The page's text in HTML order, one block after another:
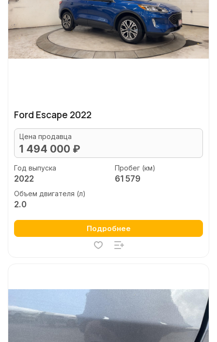
Ford Escape 2022
Цена продавца
1 494 000 ₽
Год выпуска
2022
Пробег (км)
61 579
Объем двигателя (л)
2.0
Подробнее